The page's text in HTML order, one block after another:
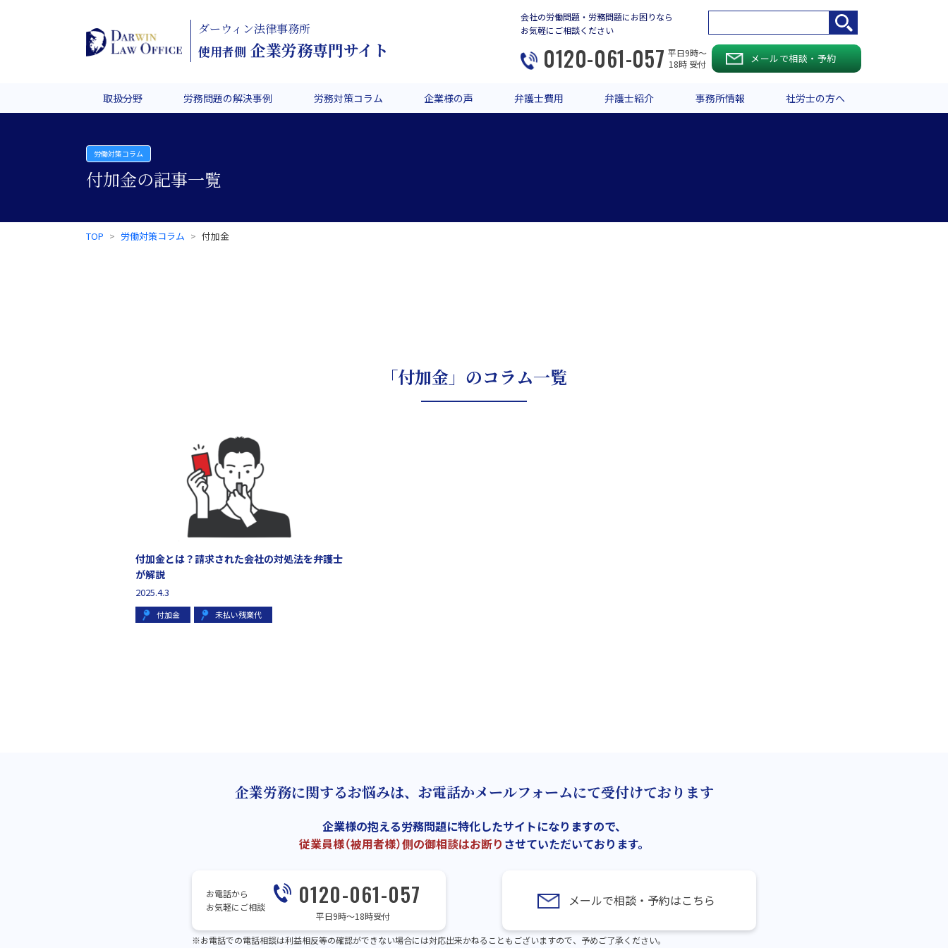
ダーウィン法律事務所
使用者側 企業労務専門サイト
会社の労働問題・労務問題にお困りなら
お気軽にご相談ください
0120-061-057 平日9時〜
18時 受付
メールで相談・予約
取扱分野 労務問題の解決事例 労務対策コラム 企業様の声 弁護士費用 弁護士紹介 事務所情報 社労士の方へ
労働対策コラム
付加金の記事一覧
TOP 労働対策コラム 付加金
「付加金」のコラム一覧
付加金とは？請求された会社の対処法を弁護士
が解説
2025.4.3
付加金 未払い残業代
企業労務に関するお悩みは、お電話かメールフォームにて受付けております
企業様の抱える労務問題に特化したサイトになりますので、
従業員様（被用者様）側の御相談はお断り させていただいております。
お電話から
お気軽にご相談
0120-061-057
平日9時～18時受付
メールで相談・予約はこちら
※お電話での電話相談は利益相反等の確認ができない場合には対応出来かねることもございますので、予めご了承ください。